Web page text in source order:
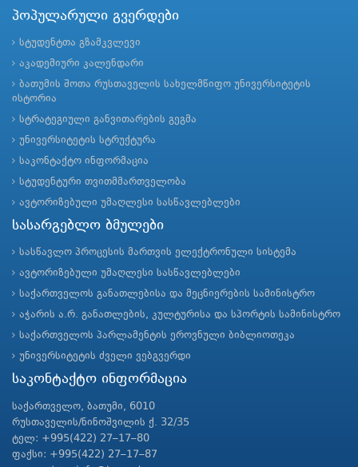
პოპულარული გვერდები
სტუდენტთა გზამკვლევი
აკადემიური კალენდარი
ბათუმის შოთა რუსთაველის სახელმწიფო უნივერსიტეტის
ისტორია
სტრატეგიული განვითარების გეგმა
უნივერსიტეტის სტრუქტურა
საკონტაქტო ინფორმაცია
სტუდენტური თვითმმართველობა
ავტორიზებული უმაღლესი სასწავლებლები
სასარგებლო ბმულები
სასწავლო პროცესის მართვის ელექტრონული სისტემა
ავტორიზებული უმაღლესი სასწავლებლები
საქართველოს განათლებისა და მეცნიერების სამინისტრო
აჭარის ა.რ. განათლების, კულტურისა და სპორტის სამინისტრო
საქართველოს პარლამენტის ეროვნული ბიბლიოთეკა
უნივერსიტეტის ძველი ვებგვერდი
საკონტაქტო ინფორმაცია
საქართველო, ბათუმი, 6010
რუსთაველის/ნინოშვილის ქ. 32/35
ტელ: +995(422) 27–17–80
ფაქსი: +995(422) 27–17–87